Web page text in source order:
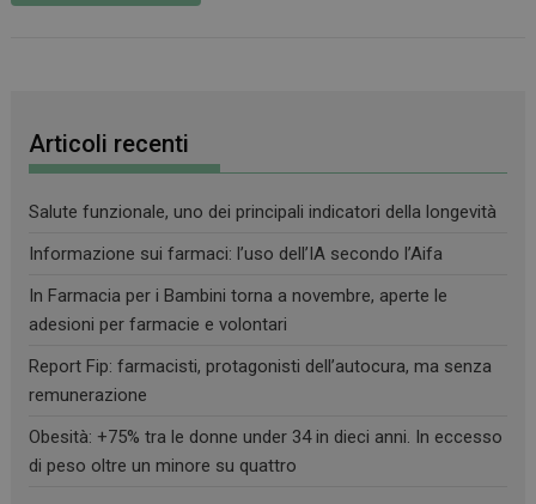
Articoli recenti
Salute funzionale, uno dei principali indicatori della longevità
Informazione sui farmaci: l’uso dell’IA secondo l’Aifa
In Farmacia per i Bambini torna a novembre, aperte le
adesioni per farmacie e volontari
Report Fip: farmacisti, protagonisti dell’autocura, ma senza
remunerazione
Obesità: +75% tra le donne under 34 in dieci anni. In eccesso
di peso oltre un minore su quattro